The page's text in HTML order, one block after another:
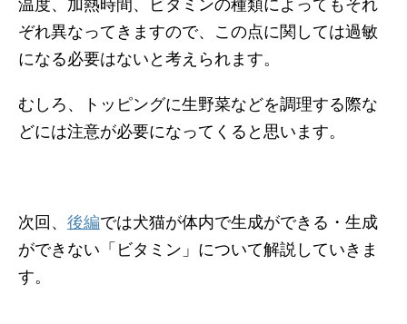
温度、加熱時間、ビタミンの種類によってもそれ
ぞれ異なってきますので、この点に関しては過敏
になる必要はないと考えられます。
むしろ、トッピングに生野菜などを調理する際な
どには注意が必要になってくると思います。
次回、 後編では犬猫が体内で生成ができる・生成
ができない「ビタミン」について解説していきま
す。